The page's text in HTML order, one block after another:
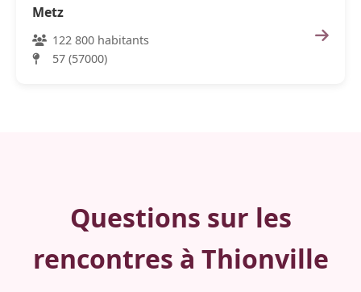
Metz
122 800 habitants
57 (57000)
Questions sur les
rencontres à Thionville